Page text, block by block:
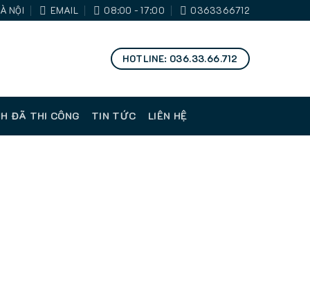
NỘI EMAIL 08:00 - 17:00 0363366712
HOTLINE: 036.33.66.712
ĐÃ THI CÔNG TIN TỨC LIÊN HỆ